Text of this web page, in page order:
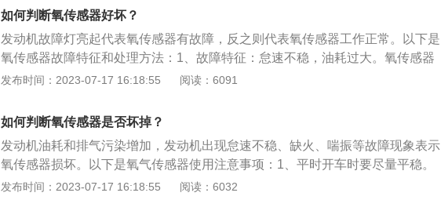
化，或工作不良，需要更换。
碳。氧传感器信号的杂波通常由以下原因引起：1.缸的点火不良：各种不同的根
本原因，点火系统造成的点火不良，气缸压力造成的点火不良真空泄漏和喷油嘴
不平衡造成的点火不良。2.系统设计：不同的进气管通道长度等。3.发动机和零
部件老化造成系统设计问题扩大：气缸压力不平衡造成不同进气管通道长度问题
的扩大。4.系统设计：不同的进气管通道等。
如何判断氧传感器好坏？
发动机故障灯亮起代表氧传感器有故障，反之则代表氧传感器工作正常。以下是
氧传感器故障特征和处理方法：1、故障特征：怠速不稳，油耗过大。氧传感器
损坏导致发动机动力不足，加速迟缓，排气冒黑烟。2、检查和分析：用故障诊
变化；变化范围在0.1～0.9V之间，代表喷油器泄漏或堵塞故障导致混合气浓度变
化；若是0.45V不变，则判定为氧传感器故障。3、处理方式：更换氧传感器，用
故障诊断仪重新检测，试车正常，故障排除。
发布时间：2023-07-17 16:18:55 阅读：6091
如何判断氧传感器是否坏掉？
发动机油耗和排气污染增加，发动机出现怠速不稳、缺火、喘振等故障现象表示
氧传感器损坏。以下是氧气传感器使用注意事项：1、平时开车时要尽量平稳。
除非是紧急情况或者路况恶劣，要尽量减少车体的剧烈抖动、撞击，还要避免车
发布时间：2023-07-17 16:18:55 阅读：6032